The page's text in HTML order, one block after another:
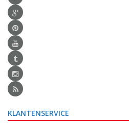
KLANTENSERVICE